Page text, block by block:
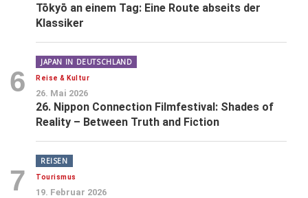
Tōkyō an einem Tag: Eine Route abseits der
Klassiker
6
JAPAN IN DEUTSCHLAND
Reise & Kultur
26. Mai 2026
26. Nippon Connection Filmfestival: Shades of
Reality – Between Truth and Fiction
7
REISEN
Tourismus
19. Februar 2026